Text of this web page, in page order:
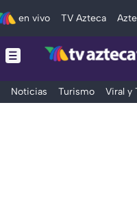
en vivo TV Azteca
Noticias Turismo Viral y